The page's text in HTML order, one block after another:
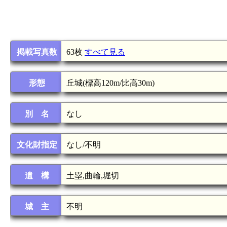
掲載写真数 63枚 すべて見る
形態 丘城(標高120m/比高30m)
別 名 なし
文化財指定 なし/不明
遺 構 土塁,曲輪,堀切
城 主 不明